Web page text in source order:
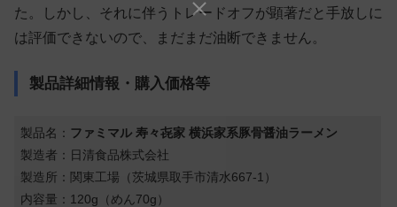
た。しかし、それに伴うトレードオフが顕著だと手放しに
は評価できないので、まだまだ油断できません。
製品詳細情報・購入価格等
製品名： ファミマル 寿々㐂家 横浜家系豚骨醤油ラーメン
製造者：日清食品株式会社
製造所：関東工場（茨城県取手市清水667-1）
内容量：120g（めん70g）